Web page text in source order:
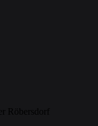
Röbersdorf